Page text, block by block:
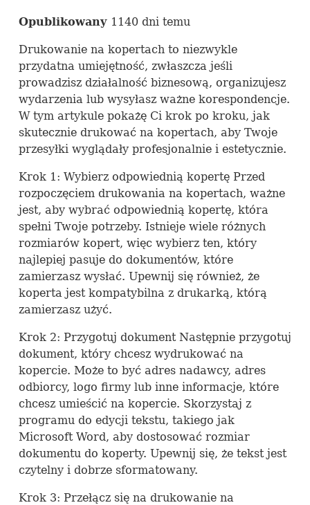
Opublikowany 1140 dni temu
Drukowanie na kopertach to niezwykle
przydatna umiejętność, zwłaszcza jeśli
prowadzisz działalność biznesową, organizujesz
wydarzenia lub wysyłasz ważne korespondencje.
W tym artykule pokażę Ci krok po kroku, jak
skutecznie drukować na kopertach, aby Twoje
przesyłki wyglądały profesjonalnie i estetycznie.
Krok 1: Wybierz odpowiednią kopertę Przed
rozpoczęciem drukowania na kopertach, ważne
jest, aby wybrać odpowiednią kopertę, która
spełni Twoje potrzeby. Istnieje wiele różnych
rozmiarów kopert, więc wybierz ten, który
najlepiej pasuje do dokumentów, które
zamierzasz wysłać. Upewnij się również, że
koperta jest kompatybilna z drukarką, którą
zamierzasz użyć.
Krok 2: Przygotuj dokument Następnie przygotuj
dokument, który chcesz wydrukować na
kopercie. Może to być adres nadawcy, adres
odbiorcy, logo firmy lub inne informacje, które
chcesz umieścić na kopercie. Skorzystaj z
programu do edycji tekstu, takiego jak
Microsoft Word, aby dostosować rozmiar
dokumentu do koperty. Upewnij się, że tekst jest
czytelny i dobrze sformatowany.
Krok 3: Przełącz się na drukowanie na